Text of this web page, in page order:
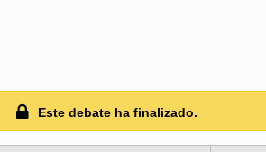
Este debate ha finalizado.